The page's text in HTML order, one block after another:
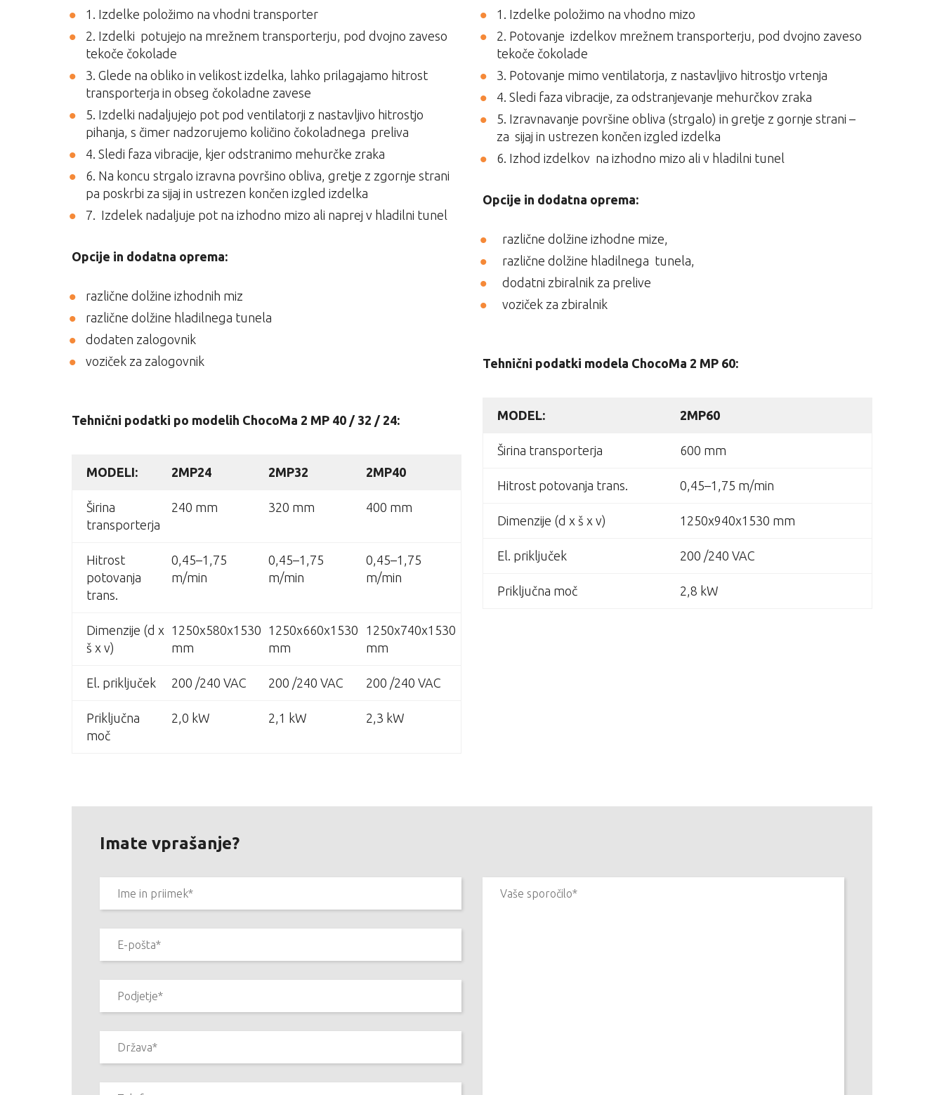
1. Izdelke položimo na vhodni transporter
2. Izdelki potujejo na mrežnem transporterju, pod dvojno zaveso
tekoče čokolade
3. Glede na obliko in velikost izdelka, lahko prilagajamo hitrost
transporterja in obseg čokoladne zavese
5. Izdelki nadaljujejo pot pod ventilatorji z nastavljivo hitrostjo
pihanja, s čimer nadzorujemo količino čokoladnega preliva
4. Sledi faza vibracije, kjer odstranimo mehurčke zraka
6. Na koncu strgalo izravna površino obliva, gretje z zgornje strani
pa poskrbi za sijaj in ustrezen končen izgled izdelka
7. Izdelek nadaljuje pot na izhodno mizo ali naprej v hladilni tunel
Opcije in dodatna oprema:
različne dolžine izhodnih miz
različne dolžine hladilnega tunela
dodaten zalogovnik
voziček za zalogovnik
Tehnični podatki po modelih ChocoMa 2 MP 40 / 32 / 24:
MODELI: 2MP24 2MP32 2MP40
Širina
transporterja
240 mm 320 mm 400 mm
Hitrost
potovanja
trans.
0,45–1,75
m/min
0,45–1,75
m/min
0,45–1,75
m/min
Dimenzije (d x
š x v)
1250x580x1530
mm
1250x660x1530
mm
1250x740x1530
mm
El. priključek 200 /240 VAC 200 /240 VAC 200 /240 VAC
Priključna
moč
2,0 kW 2,1 kW 2,3 kW
1. Izdelke položimo na vhodno mizo
2. Potovanje izdelkov mrežnem transporterju, pod dvojno zaveso
tekoče čokolade
3. Potovanje mimo ventilatorja, z nastavljivo hitrostjo vrtenja
4. Sledi faza vibracije, za odstranjevanje mehurčkov zraka
5. Izravnavanje površine obliva (strgalo) in gretje z gornje strani –
za sijaj in ustrezen končen izgled izdelka
6. Izhod izdelkov na izhodno mizo ali v hladilni tunel
Opcije in dodatna oprema:
različne dolžine izhodne mize,
različne dolžine hladilnega tunela,
dodatni zbiralnik za prelive
voziček za zbiralnik
Tehnični podatki modela ChocoMa 2 MP 60:
MODEL: 2MP60
Širina transporterja 600 mm
Hitrost potovanja trans. 0,45–1,75 m/min
Dimenzije (d x š x v) 1250x940x1530 mm
El. priključek 200 /240 VAC
Priključna moč 2,8 kW
Imate vprašanje?